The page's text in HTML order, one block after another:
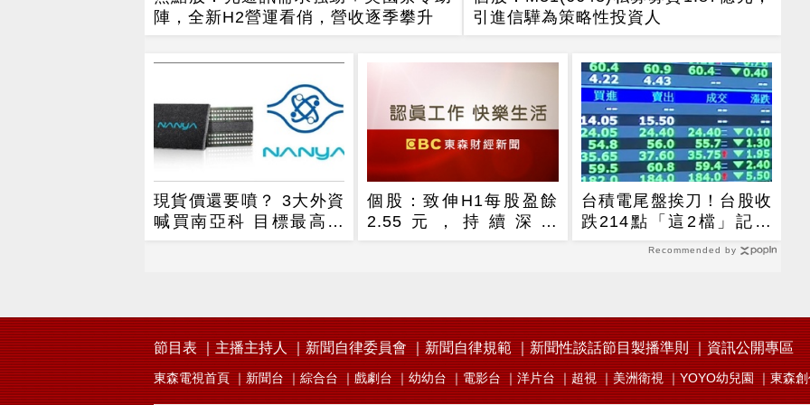
陣，全新H2營運看俏，營收逐季攀升
引進信驊為策略性投資人
現貨價還要噴？ 3大外資
喊買南亞科 目標最高看
到650
個股：致伸H1每股盈餘
2.55元，持續深化
AIoT、AI智慧監控、機
台積電尾盤挨刀！台股收
跌214點「這2檔」記憶
體逆勢收漲停Recommended by
節目表 主播主持人 新聞自律委員會 新聞自律規範 新聞性談話節目製播準則 資訊公開專區
東森電視首頁 新聞台 綜合台 戲劇台 幼幼台 電影台 洋片台 超視 美洲衛視 YOYO幼兒園 東森